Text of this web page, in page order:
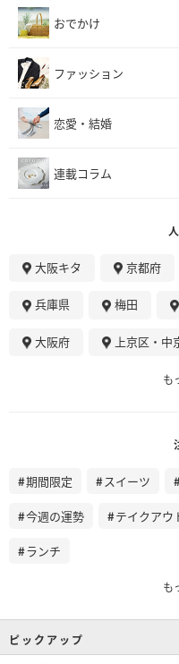
おでかけ
ファッション
恋愛・結婚
連載コラム
大阪キタ 京都府
兵庫県 梅田
大阪府 上京区・中
も
期間限定 スイーツ
今週の運勢 テイクアウ
ランチ
も
ピックアップ